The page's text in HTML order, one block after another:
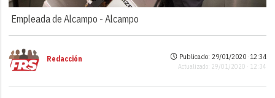
Empleada de Alcampo -Alcampo
Redacción Publicado: 29/01/2020 ·12:34
Actualizado: 29/01/2020 · 12:34